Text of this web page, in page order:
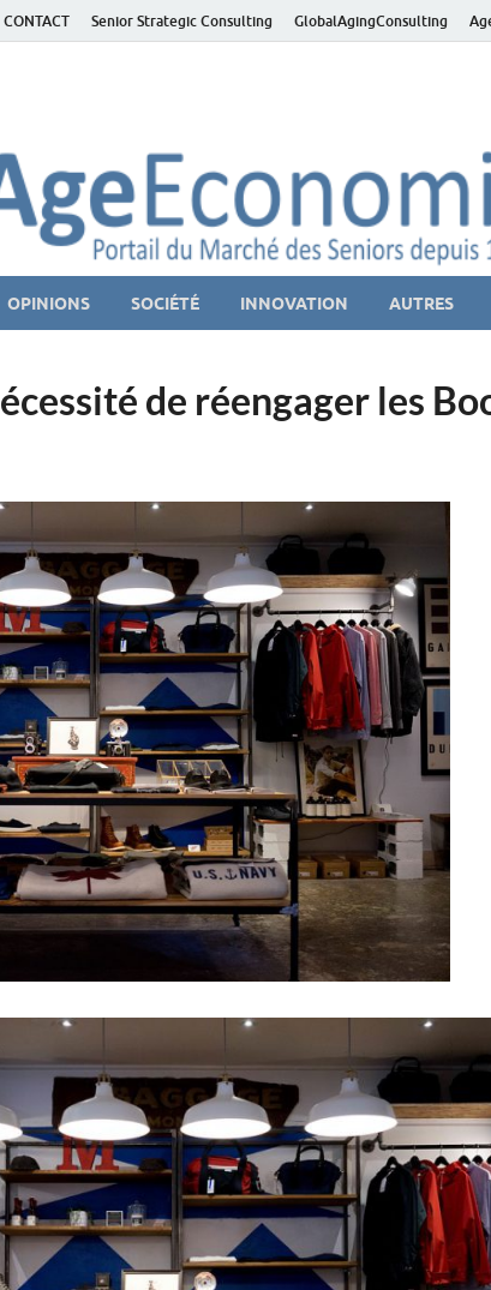
CONTACT Senior Strategic Consulting GlobalAgingConsulting
OPINIONS SOCIÉTÉ INNOVATION AUTRES
de réengager les